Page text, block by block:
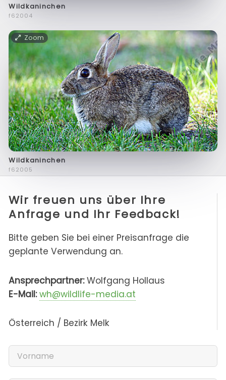
Wildkaninchen
f62004
Zoom
Wildkaninchen
f62005
Wir freuen uns über Ihre
Anfrage und Ihr Feedback!
Bitte geben Sie bei einer Preisanfrage die
geplante Verwendung an.
Ansprechpartner:Wolfgang Hollaus
E-Mail: wh@wildlife-media.at
Österreich / Bezirk Melk